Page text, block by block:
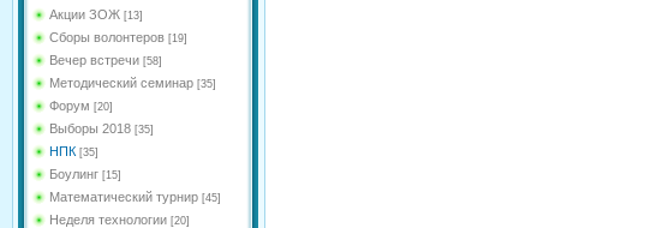
Акции ЗОЖ [13]
Сборы волонтеров [19]
Вечер встречи [58]
Методический семинар [35]
Форум [20]
Выборы 2018 [35]
НПК [35]
Боулинг [15]
Математический турнир [45]
Неделя технологии [20]